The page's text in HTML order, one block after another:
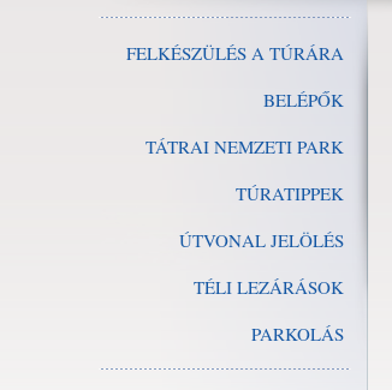
FELKÉSZÜLÉS A TÚRÁRA
BELÉPŐK
TÁTRAI NEMZETI PARK
TÚRATIPPEK
ÚTVONAL JELÖLÉS
TÉLI LEZÁRÁSOK
PARKOLÁS